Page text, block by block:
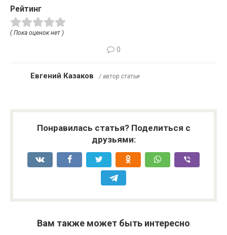
Рейтинг
( Пока оценок нет )
0
Евгений Казаков / автор статьи
Понравилась статья? Поделиться с
друзьями:
Вам также может быть интересно